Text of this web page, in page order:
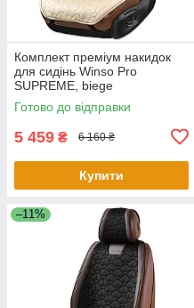
Комплект преміум накидок
для сидінь Winso Pro
SUPREME, biege
Готово до відправки
5 459 ₴ 6 160 ₴
Купити
–11%